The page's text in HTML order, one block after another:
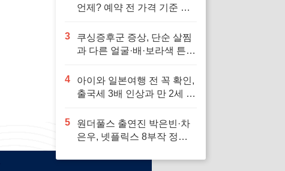
언제? 예약 전 가격 기준 모
3
쿠싱증후군 증상, 단순 살찜
과 다른 얼굴·배·보라색 튼살
4
아이와 일본여행 전 꼭 확인,
출국세 3배 인상과 만 2세 미
5
원더풀스 출연진 박은빈·차
은우, 넷플릭스 8부작 정보